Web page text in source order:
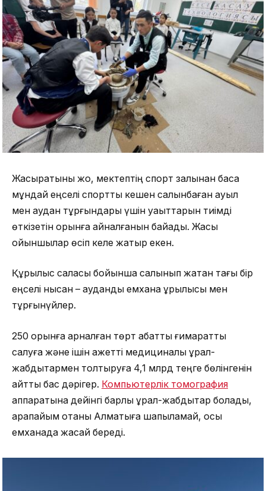
Жасыратыны жоқ, мектептің спорт залынан басқа
мұндай еңселі спорттық кешен салынбаған ауыл
мен аудан тұрғындары үшін уақыттарын тиімді
өткізетін орынға айналғанын байқадық. Жақсы
ойыншылар өсіп келе жатыр екен.
Құрылыс саласы бойынша салынып жатқан тағы бір
еңселі нысан – аудандық емхана құрылысы мен
тұрғынүйлер.
250 орынға арналған төрт қабатты ғимаратты
салуға және ішін қажетті медициналық құрал-
жабдықтармен толтыруға 4,1 млрд теңге бөлінгенін
айтты бас дәрігер. Компьютерлік томография
аппаратына дейінгі барлық құрал-жабдықтар болады,
қарапайым отаны Алматыға шапқыламай, осы
емханада жасай береді.